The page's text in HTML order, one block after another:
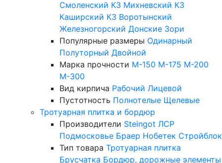
Смоленский КЗ Михневский КЗ
Каширский КЗ Воротынский
Железногорский Донские Зори
Популярные размеры Одинарный
Полуторный Двойной
Марка прочности М-150 М-175 М-200
М-300
Вид кирпича Рабочий Лицевой
Пустотность Полнотелые Щелевые
Тротуарная плитка и бордюр
Производители Steingot ЛСР
Подмосковье Браер Нобетек Стройблок
Тип товара Тротуарная плитка
Брусчатка Бордюр, дорожные элементы